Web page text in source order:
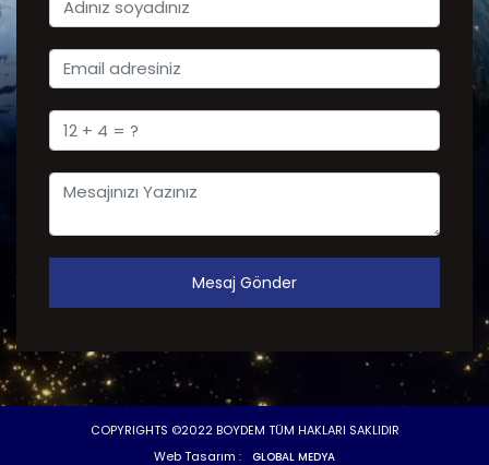
Mesaj Gönder
COPYRIGHTS ©2022 BOYDEM TÜM HAKLARI SAKLIDIR
Web Tasarım :
GLOBAL MEDYA